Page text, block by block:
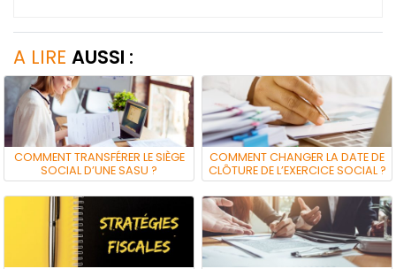
A LIRE AUSSI :
COMMENT TRANSFÉRER LE SIÈGE
SOCIAL D’UNE SASU ?
COMMENT CHANGER LA DATE DE
CLÔTURE DE L’EXERCICE SOCIAL ?